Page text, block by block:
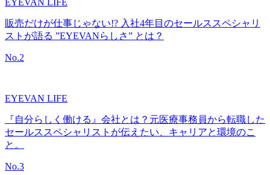
EYEVAN LIFE
販売だけが仕事じゃない!? 入社4年目のセールススペシャリ
ストが語る ”EYEVANらしさ” とは？
No.2
EYEVAN LIFE
『自分らしく働ける』会社とは？元医療事務員から転職した
セールススペシャリストが伝えたい、キャリアと環境のこ
と。
No.3